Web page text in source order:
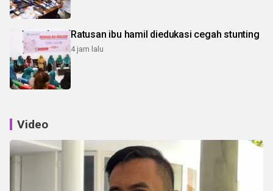
Ratusan ibu hamil diedukasi cegah stunting
4 jam lalu
Video